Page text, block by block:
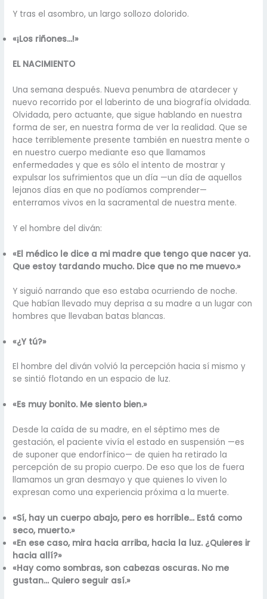
Y tras el asombro, un largo sollozo dolorido.
«¡Los riñones…!»
EL NACIMIENTO
Una semana después. Nueva penumbra de atardecer y
nuevo recorrido por el laberinto de una biografía olvidada.
Olvidada, pero actuante, que sigue hablando en nuestra
forma de ser, en nuestra forma de ver la realidad. Que se
hace terriblemente presente también en nuestra mente o
en nuestro cuerpo mediante eso que llamamos
enfermedades y que es sólo el intento de mostrar y
expulsar los sufrimientos que un día —un día de aquellos
lejanos días en que no podíamos comprender—
enterramos vivos en la sacramental de nuestra mente.
Y el hombre del diván:
«El médico le dice a mi madre que tengo que nacer ya.
Que estoy tardando mucho. Dice que no me muevo.»
Y siguió narrando que eso estaba ocurriendo de noche.
Que habían llevado muy deprisa a su madre a un lugar con
hombres que llevaban batas blancas.
«¿Y tú?»
El hombre del diván volvió la percepción hacia sí mismo y
se sintió flotando en un espacio de luz.
«Es muy bonito. Me siento bien.»
Desde la caída de su madre, en el séptimo mes de
gestación, el paciente vivía el estado en suspensión —es
de suponer que endorfínico— de quien ha retirado la
percepción de su propio cuerpo. De eso que los de fuera
llamamos un gran desmayo y que quienes lo viven lo
expresan como una experiencia próxima a la muerte.
«Sí, hay un cuerpo abajo, pero es horrible… Está como
seco, muerto.»
«En ese caso, mira hacia arriba, hacia la luz. ¿Quieres ir
hacia allí?»
«Hay como sombras, son cabezas oscuras. No me
gustan… Quiero seguir así.»